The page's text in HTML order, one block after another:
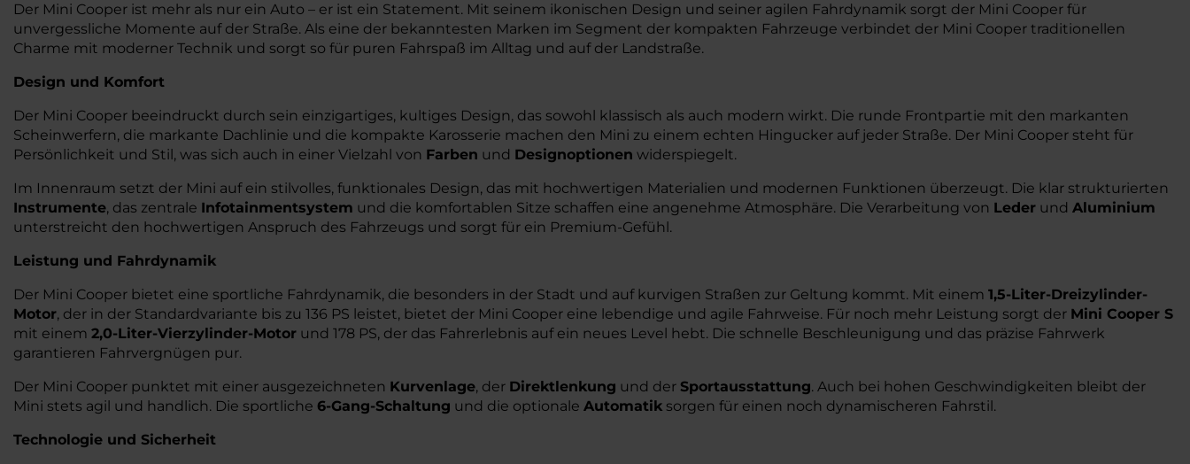
Der Mini Cooper ist mehr als nur ein Auto – er ist ein Statement. Mit seinem ikonischen Design und seiner agilen Fahrdynamik sorgt der Mini Cooper für
unvergessliche Momente auf der Straße. Als eine der bekanntesten Marken im Segment der kompakten Fahrzeuge verbindet der Mini Cooper traditionellen
Charme mit moderner Technik und sorgt so für puren Fahrspaß im Alltag und auf der Landstraße.
Design und Komfort
Der Mini Cooper beeindruckt durch sein einzigartiges, kultiges Design, das sowohl klassisch als auch modern wirkt. Die runde Frontpartie mit den markanten
Scheinwerfern, die markante Dachlinie und die kompakte Karosserie machen den Mini zu einem echten Hingucker auf jeder Straße. Der Mini Cooper steht für
Persönlichkeit und Stil, was sich auch in einer Vielzahl von Farben und Designoptionen widerspiegelt.
Im Innenraum setzt der Mini auf ein stilvolles, funktionales Design, das mit hochwertigen Materialien und modernen Funktionen überzeugt. Die klar strukturierten
Instrumente, das zentrale Infotainmentsystem und die komfortablen Sitze schaffen eine angenehme Atmosphäre. Die Verarbeitung von Leder und Aluminium
unterstreicht den hochwertigen Anspruch des Fahrzeugs und sorgt für ein Premium-Gefühl.
Leistung und Fahrdynamik
Der Mini Cooper bietet eine sportliche Fahrdynamik, die besonders in der Stadt und auf kurvigen Straßen zur Geltung kommt. Mit einem 1,5-Liter-Dreizylinder-
Motor, der in der Standardvariante bis zu 136 PS leistet, bietet der Mini Cooper eine lebendige und agile Fahrweise. Für noch mehr Leistung sorgt der Mini Cooper S
mit einem 2,0-Liter-Vierzylinder-Motor und 178 PS, der das Fahrerlebnis auf ein neues Level hebt. Die schnelle Beschleunigung und das präzise Fahrwerk
garantieren Fahrvergnügen pur.
Der Mini Cooper punktet mit einer ausgezeichneten Kurvenlage, der Direktlenkung und der Sportausstattung. Auch bei hohen Geschwindigkeiten bleibt der
Mini stets agil und handlich. Die sportliche 6-Gang-Schaltung und die optionale Automatik sorgen für einen noch dynamischeren Fahrstil.
Technologie und Sicherheit